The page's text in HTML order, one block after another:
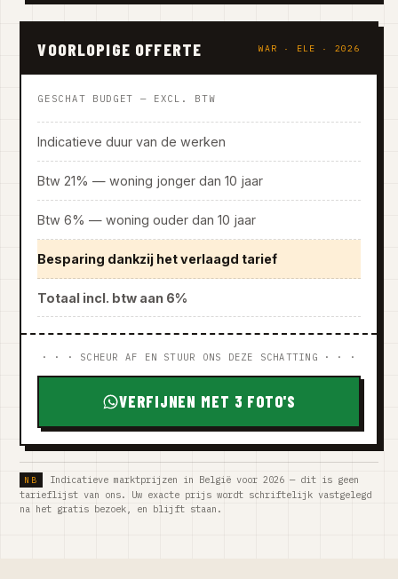
VOORLOPIGE OFFERTE WAR · ELE · 2026
GESCHAT BUDGET — EXCL. BTW
Indicatieve duur van de werken
Btw 21% — woning jonger dan 10 jaar
Btw 6% — woning ouder dan 10 jaar
Besparing dankzij het verlaagd tarief
Totaal incl. btw aan 6%
· · · SCHEUR AF EN STUUR ONS DEZE SCHATTING · · ·
VERFIJNEN MET 3 FOTO'S
Indicatieve marktprijzen in België voor 2026 — dit is geen
tarieflijst van ons. Uw exacte prijs wordt schriftelijk vastgelegd
na het gratis bezoek, en blijft staan.